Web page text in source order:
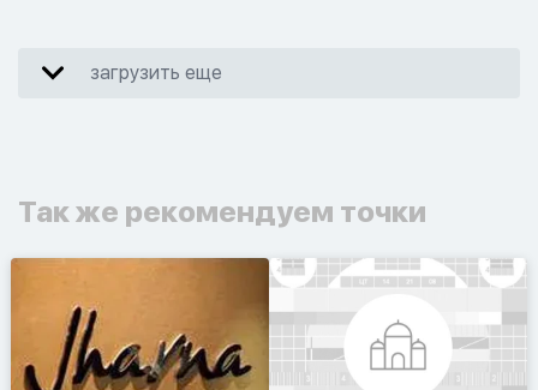
загрузить еще
Так же рекомендуем точки